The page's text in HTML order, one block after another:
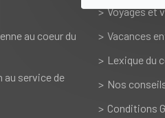
au coeur du
au service de
Voyages et
Vacances
Lexique du
Nos
Conditions